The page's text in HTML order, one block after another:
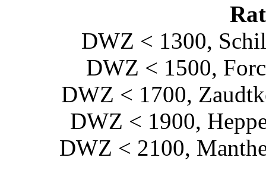
DWZ < 1300,
DWZ < 1500,
DWZ < 1700,
DWZ < 1900,
DWZ < 2100,